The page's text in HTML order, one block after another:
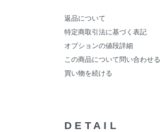
返品について
特定商取引法に基づく表記
オプションの値段詳細
この商品について問い合わせる
買い物を続ける
DETAIL